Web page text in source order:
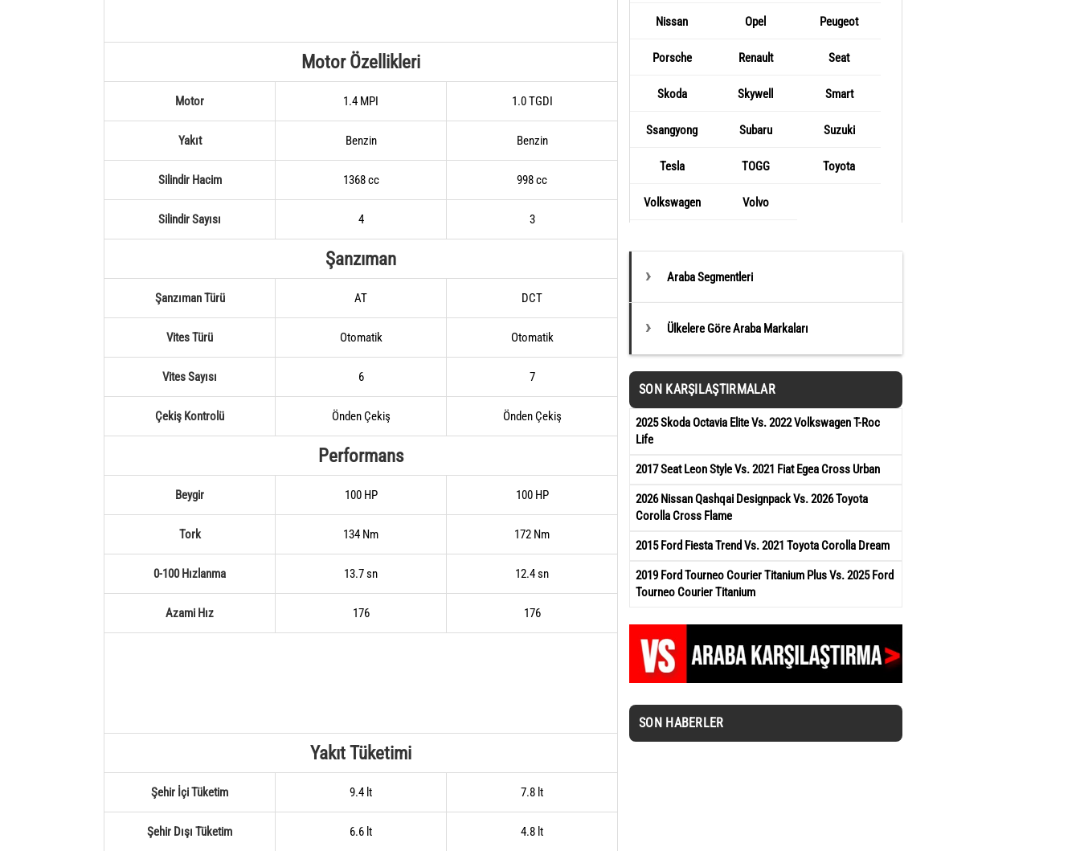
Motor Özellikleri
Motor 1.4 MPI 1.0 TGDI
Yakıt Benzin Benzin
Silindir Hacim 1368 cc 998 cc
Silindir Sayısı 4 3
Şanzıman
Şanzıman Türü AT DCT
Vites Türü Otomatik Otomatik
Vites Sayısı 6 7
Çekiş Kontrolü Önden Çekiş Önden Çekiş
Performans
Beygir 100 HP 100 HP
Tork 134 Nm 172 Nm
0-100 Hızlanma 13.7 sn 12.4 sn
Azami Hız 176 176
Yakıt Tüketimi
Şehir İçi Tüketim 9.4 lt 7.8 lt
Şehir Dışı Tüketim 6.6 lt 4.8 lt
Nissan Opel Peugeot
Porsche Renault Seat
Skoda Skywell Smart
Ssangyong Subaru Suzuki
Tesla TOGG Toyota
Volkswagen Volvo
Araba Segmentleri
Ülkelere Göre Araba Markaları
SON KARŞILAŞTIRMALAR
2025 Skoda Octavia Elite Vs. 2022 Volkswagen T-Roc
Life
2017 Seat Leon Style Vs. 2021 Fiat Egea Cross Urban
2026 Nissan Qashqai Designpack Vs. 2026 Toyota
Corolla Cross Flame
2015 Ford Fiesta Trend Vs. 2021 Toyota Corolla Dream
2019 Ford Tourneo Courier Titanium Plus Vs. 2025 Ford
Tourneo Courier Titanium
SON HABERLER